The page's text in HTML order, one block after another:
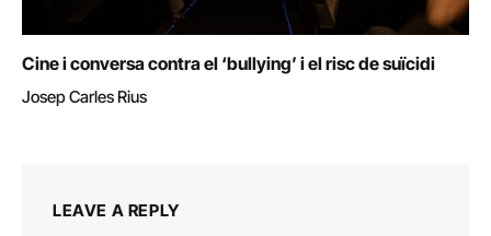
Cine i conversa contra el ‘bullying’ i el risc de suïcidi
Josep Carles Rius
LEAVE A REPLY